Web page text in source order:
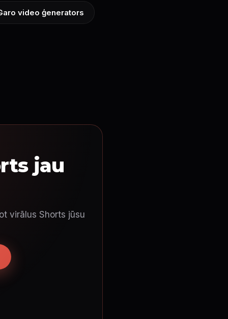
video ģenerators
jau
virālus Shorts jūsu